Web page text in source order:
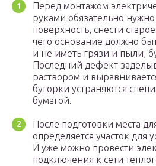
Перед монтажом
руками обязательно нужно
поверхность, снести
чего основание должно
и не иметь грязи и пыли,
Последний дефект
раствором и
бугорки устраняются
бумагой.
После подготовки места
определяется участок для
И уже можно провести
подключения к сети